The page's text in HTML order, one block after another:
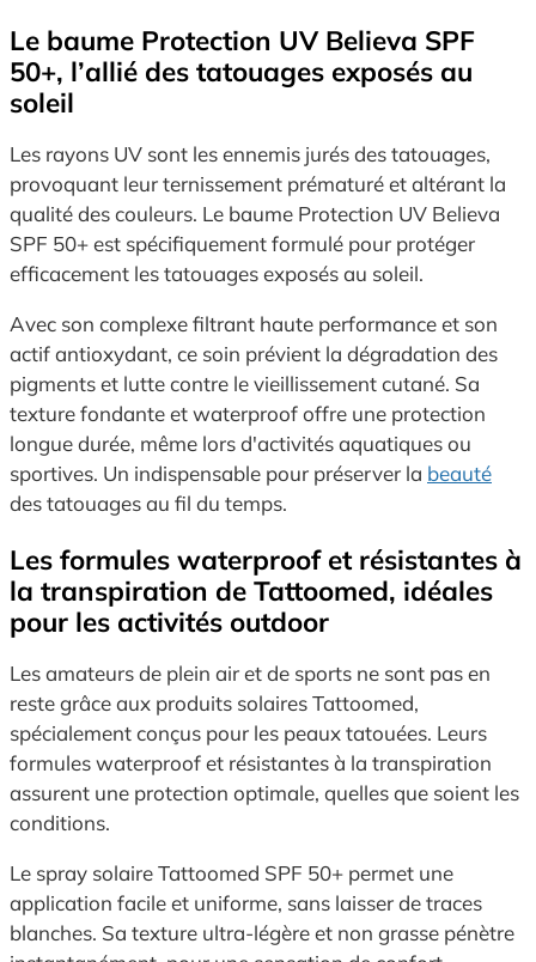
Le baume Protection UV Believa SPF
50+, l’allié des tatouages exposés au
soleil
Les rayons UV sont les ennemis jurés des tatouages,
provoquant leur ternissement prématuré et altérant la
qualité des couleurs. Le baume Protection UV Believa
SPF 50+ est spécifiquement formulé pour protéger
efficacement les tatouages exposés au soleil.
Avec son complexe filtrant haute performance et son
actif antioxydant, ce soin prévient la dégradation des
pigments et lutte contre le vieillissement cutané. Sa
texture fondante et waterproof offre une protection
longue durée, même lors d'activités aquatiques ou
sportives. Un indispensable pour préserver la beauté
des tatouages au fil du temps.
Les formules waterproof et résistantes à
la transpiration de Tattoomed, idéales
pour les activités outdoor
Les amateurs de plein air et de sports ne sont pas en
reste grâce aux produits solaires Tattoomed,
spécialement conçus pour les peaux tatouées. Leurs
formules waterproof et résistantes à la transpiration
assurent une protection optimale, quelles que soient les
conditions.
Le spray solaire Tattoomed SPF 50+ permet une
application facile et uniforme, sans laisser de traces
blanches. Sa texture ultra-légère et non grasse pénètre